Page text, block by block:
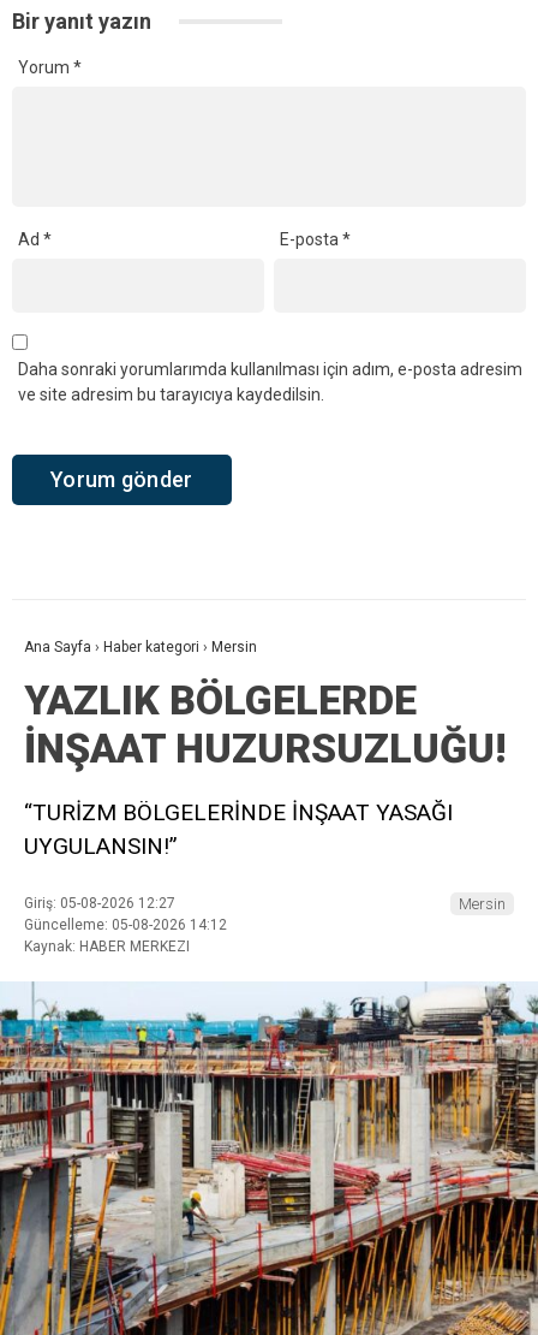
Bir yanıt yazın
Yorum *
Ad * E-posta*
Daha sonraki yorumlarımda kullanılması için adım, e-posta adresim
ve site adresim bu tarayıcıya kaydedilsin.
Ana Sayfa › Haber kategori › Mersin
YAZLIK BÖLGELERDE
İNŞAAT HUZURSUZLUĞU!
“TURİZM BÖLGELERİNDE İNŞAAT YASAĞI
UYGULANSIN!”
Giriş: 05-08-2026 12:27
Güncelleme: 05-08-2026 14:12
Kaynak: HABER MERKEZI
Mersin